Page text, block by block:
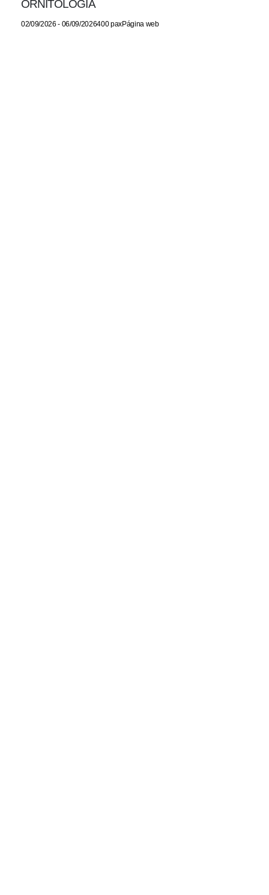
ORNITOLOGÍA
02/09/2026 - 06/09/2026400 paxPágina web